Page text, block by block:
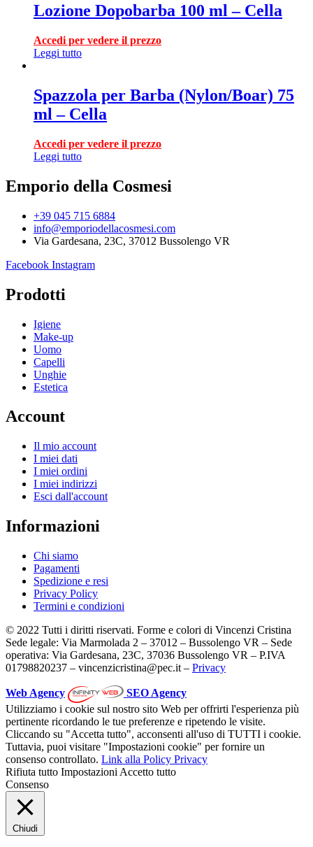
Lozione Dopobarba 100 ml – Cella
Accedi per vedere il prezzo
Leggi tutto
Spazzola per Barba (Nylon/Boar) 75
ml – Cella
Accedi per vedere il prezzo
Leggi tutto
Emporio della Cosmesi
+39 045 715 6884
info@emporiodellacosmesi.com
Via Gardesana, 23C, 37012 Bussolengo VR
Facebook Instagram
Prodotti
Igiene
Make-up
Uomo
Capelli
Unghie
Estetica
Account
Il mio account
I miei dati
I miei ordini
I miei indirizzi
Esci dall'account
Informazioni
Chi siamo
Pagamenti
Spedizione e resi
Privacy Policy
Termini e condizioni
© 2022 Tutti i diritti riservati. Forme e colori di Vincenzi Cristina
Sede legale: Via Marmolada 2 – 37012 – Bussolengo VR – Sede
operativa: Via Gardesana, 23C, 37036 Bussolengo VR – P.IVA
01798820237 – vincenzicristina@pec.it – Privacy
Web Agency
SEO Agency
Utilizziamo i cookie sul nostro sito Web per offrirti l'esperienza più
pertinente ricordando le tue preferenze e ripetendo le visite.
Cliccando su "Accetta tutto", acconsenti all'uso di TUTTI i cookie.
Tuttavia, puoi visitare "Impostazioni cookie" per fornire un
consenso controllato. Link alla Policy Privacy
Rifiuta tutto Impostazioni Accetto tutto
Consenso
Chiudi